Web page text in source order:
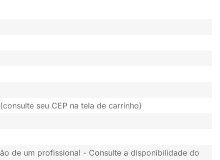
seu CEP na tela de carrinho)
de um profissional - Consulte a disponibilidade do